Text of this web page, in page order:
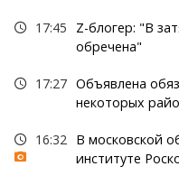
17:45
Z-блогер: "В
обречена"
17:27 Объявлена
некоторых
16:32
В московской
институте